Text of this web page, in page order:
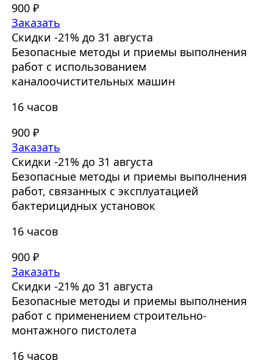
900 ₽
Заказать
Скидки -21% до 31 августа
Безопасные методы и приемы выполнения
работ с использованием
каналоочистительных машин
16 часов
900 ₽
Заказать
Скидки -21% до 31 августа
Безопасные методы и приемы выполнения
работ, связанных с эксплуатацией
бактерицидных установок
16 часов
900 ₽
Заказать
Скидки -21% до 31 августа
Безопасные методы и приемы выполнения
работ с применением строительно-
монтажного пистолета
16 часов